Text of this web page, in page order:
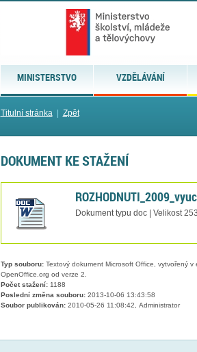
MINISTERSTVO VZDĚLÁVÁNÍ
Titulní stránka| Zpět
DOKUMENT KE STAŽENÍ
Dokument typu doc | Velikost
Typ souboru:Textový dokument Microsoft Office, vytvořený
OpenOffice.org od verze 2.
Počet stažení:1188
Poslední změna souboru:2013-10-06 13:43:58
Soubor publikován:2010-05-26 11:08:42, Administrator